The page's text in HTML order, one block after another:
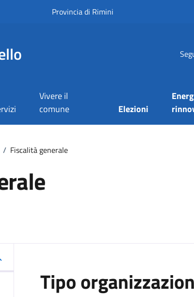
Provincia di Rimini
Vivere il
comune
Elezioni
/ Fiscalità generale
Tipo